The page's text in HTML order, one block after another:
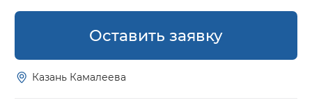
Оставить заявку
Казань Камалеева